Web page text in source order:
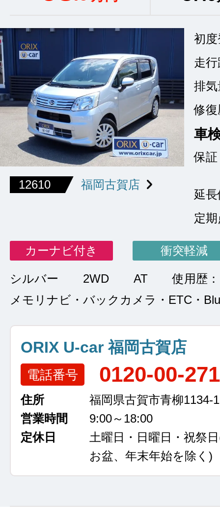
12610 福岡古賀店
初
走
排気
修復
車
保証
延
定
カーナビ付き 衝突軽減
シルバー 2WD AT
使用歴
メモリナビ・バックカメラ・ETC・
ORIX U-car 福岡古賀店
電話番号 0120-00-
住所
福岡県古賀市青柳1134-1
営業時間
9:00～18:00
定休日
土曜日・日曜日・祝祭日
お盆、年末年始を除く)